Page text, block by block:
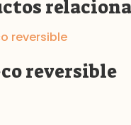
reversible